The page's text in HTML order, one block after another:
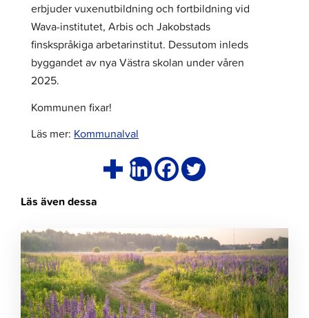
erbjuder vuxenutbildning och fortbildning vid
Wava-institutet, Arbis och Jakobstads
finskspråkiga arbetarinstitut. Dessutom inleds
byggandet av nya Västra skolan under våren
2025.
Kommunen fixar!
Läs mer: Kommunalval
Läs även dessa
Klicka
för
att
läsa
artikeln